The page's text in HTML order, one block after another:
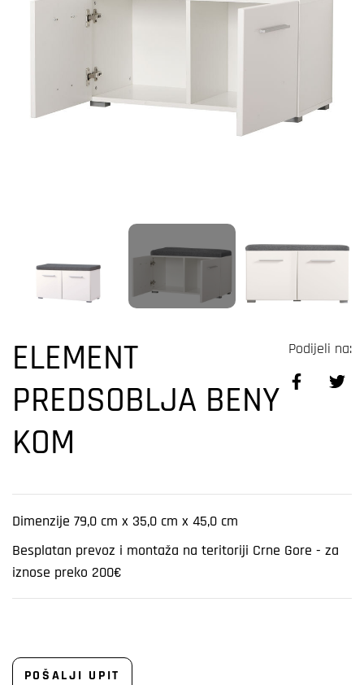
ELEMENT
PREDSOBLJA BENY
KOM
Podijeli na:
Dimenzije 79,0 cm x 35,0 cm x 45,0 cm
Besplatan prevoz i montaža na teritoriji Crne Gore - za
iznose preko 200€
POŠALJI UPIT